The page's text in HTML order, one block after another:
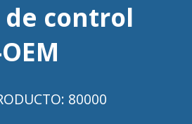
de control
80000